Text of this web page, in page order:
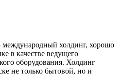
холдинг, хорошо
в качестве ведущего
оборудования. Холдинг
не только бытовой, но и